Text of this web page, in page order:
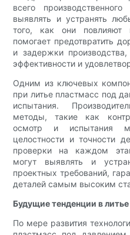
всего
выявлять и устранять
того, как они повлияют
помогает предотвратить
и задержки
эффективности и
Одним из ключевых
при литье пластмасс под
испытания.
методы, такие как
осмотр и испытания
целостности и точности
проверки на каждом
могут выявлять и
проектных требований,
деталей самым высоким
Будущие тенденции в
По мере развития